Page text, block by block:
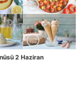
2 Haziran